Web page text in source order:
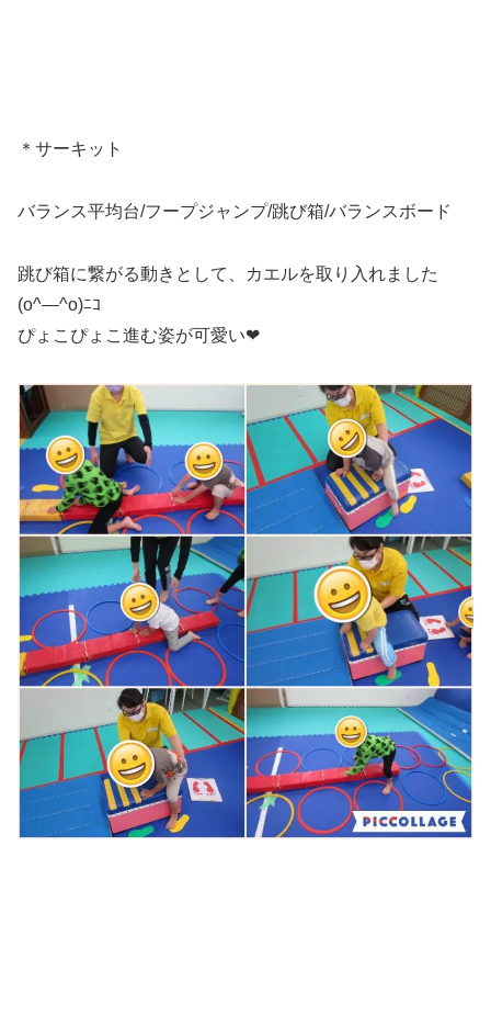
＊サーキット
バランス平均台/フープジャンプ/跳び箱/バランスボード
跳び箱に繋がる動きとして、カエルを取り入れました
(o^―^o)ﾆｺ
ぴょこぴょこ進む姿が可愛い❤